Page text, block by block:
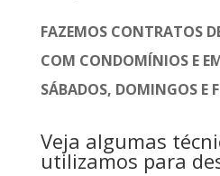
FAZEMOS CONTRATOS
COM CONDOMÍNIOS E
SÁBADOS, DOMINGOS E
Veja algumas
utilizamos para